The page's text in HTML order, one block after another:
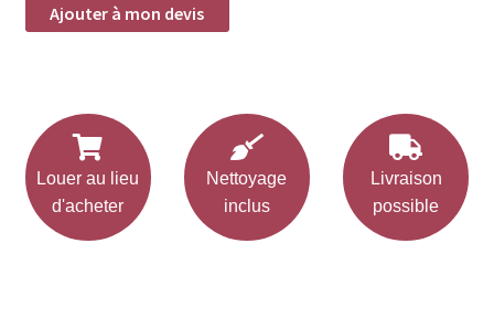
Ajouter à mon devis
Louer au lieu
d'acheter
Nettoyage
inclus
Livraison
possible